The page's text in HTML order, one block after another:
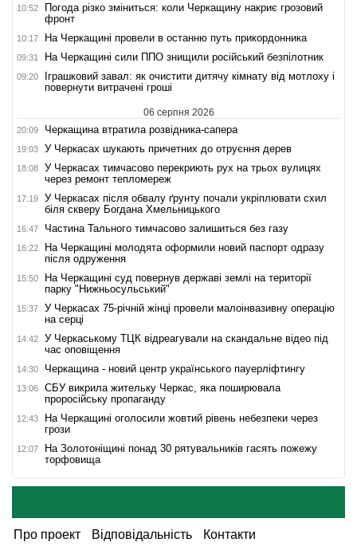
10:52
Погода різко зміниться: коли Черкащину накриє грозовий
фронт
10:17 На Черкащині провели в останню путь прикордонника
09:31 На Черкащині сили ППО знищили російський безпілотник
09:20
Іграшковий завал: як очистити дитячу кімнату від мотлоху і
повернути витрачені гроші
06 серпня 2026
20:09 Черкащина втратила розвідника-сапера
19:03 У Черкасах шукають причетних до отруєння дерев
18:08
У Черкасах тимчасово перекриють рух на трьох вулицях
через ремонт тепломереж
17:19
У Черкасах після обвалу ґрунту почали укріплювати схил
біля скверу Богдана Хмельницького
16:47 Частина Тального тимчасово залишиться без газу
16:22
На Черкащині молодята оформили новий паспорт одразу
після одруження
15:50
На Черкащині суд повернув державі землі на території
парку "Нижньосульський"
15:37
У Черкасах 75-річній жінці провели малоінвазивну операцію
на серці
14:42
У Черкаському ТЦК відреагували на скандальне відео під
час оповіщення
14:30 Черкащина - новий центр українського пауерліфтингу
13:06
СБУ викрила жительку Черкас, яка поширювала
проросійську пропаганду
12:43
На Черкащині оголосили жовтий рівень небезпеки через
грози
12:07
На Золотоніщині понад 30 рятувальників гасять пожежу
торфовища
Про проект Відповідальність Контакти